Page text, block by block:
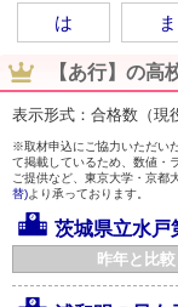
は ま
【あ行】の高
表示形式：合格数（現
※取材申込にご協力いただい
て掲載しているため、数値・
ご提供など、東京大学・京都
替)より承っております。
茨城県立水戸
昨年と比較